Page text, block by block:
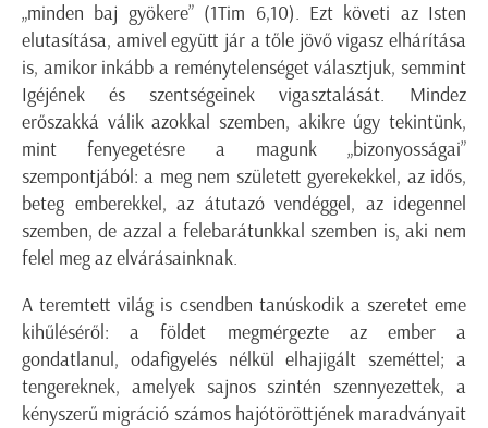
„minden baj gyökere” (1Tim 6,10). Ezt követi az Isten
elutasítása, amivel együtt jár a tőle jövő vigasz elhárítása
is, amikor inkább a reménytelenséget választjuk, semmint
Igéjének és szentségeinek vigasztalását. Mindez
erőszakká válik azokkal szemben, akikre úgy tekintünk,
mint fenyegetésre a magunk „bizonyosságai”
szempontjából: a meg nem született gyerekekkel, az idős,
beteg emberekkel, az átutazó vendéggel, az idegennel
szemben, de azzal a felebarátunkkal szemben is, aki nem
felel meg az elvárásainknak.
A teremtett világ is csendben tanúskodik a szeretet eme
kihűléséről: a földet megmérgezte az ember a
gondatlanul, odafigyelés nélkül elhajigált szeméttel; a
tengereknek, amelyek sajnos szintén szennyezettek, a
kényszerű migráció számos hajótöröttjének maradványait